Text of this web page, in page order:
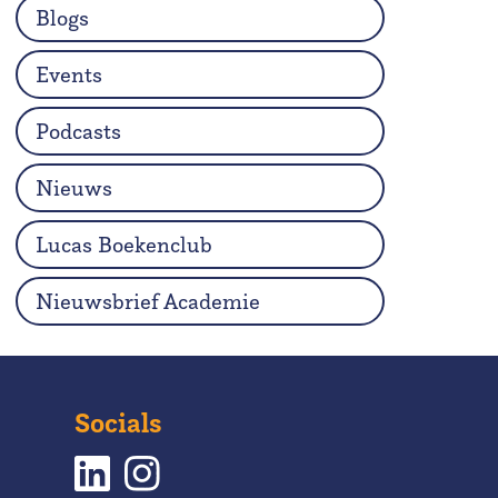
Blogs
Events
Podcasts
Nieuws
Lucas Boekenclub
Nieuwsbrief Academie
Socials